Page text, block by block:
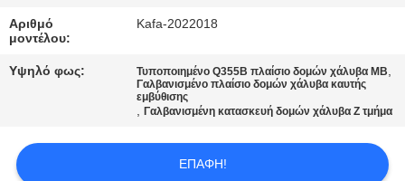
ΈΛΕΓΧΟΣ
ΠΟΙΌΤΗΤΑΣ
ΕΠΙΚΟΙΝΩΝΉΣΤΕ
ΜΑΖΊ
ΜΑΣ
Αριθμό
μοντέλου:
Kafa-2022018
Υψηλό φως: Τυποποιημένο Q355B πλαίσιο δομών χάλυβα ΜΒ,
Γαλβανισμένο πλαίσιο δομών χάλυβα καυτής
εμβύθισης
,Γαλβανισμένη κατασκευή δομών χάλυβα Ζ τμήμα
ΕΠΑΦΉ!